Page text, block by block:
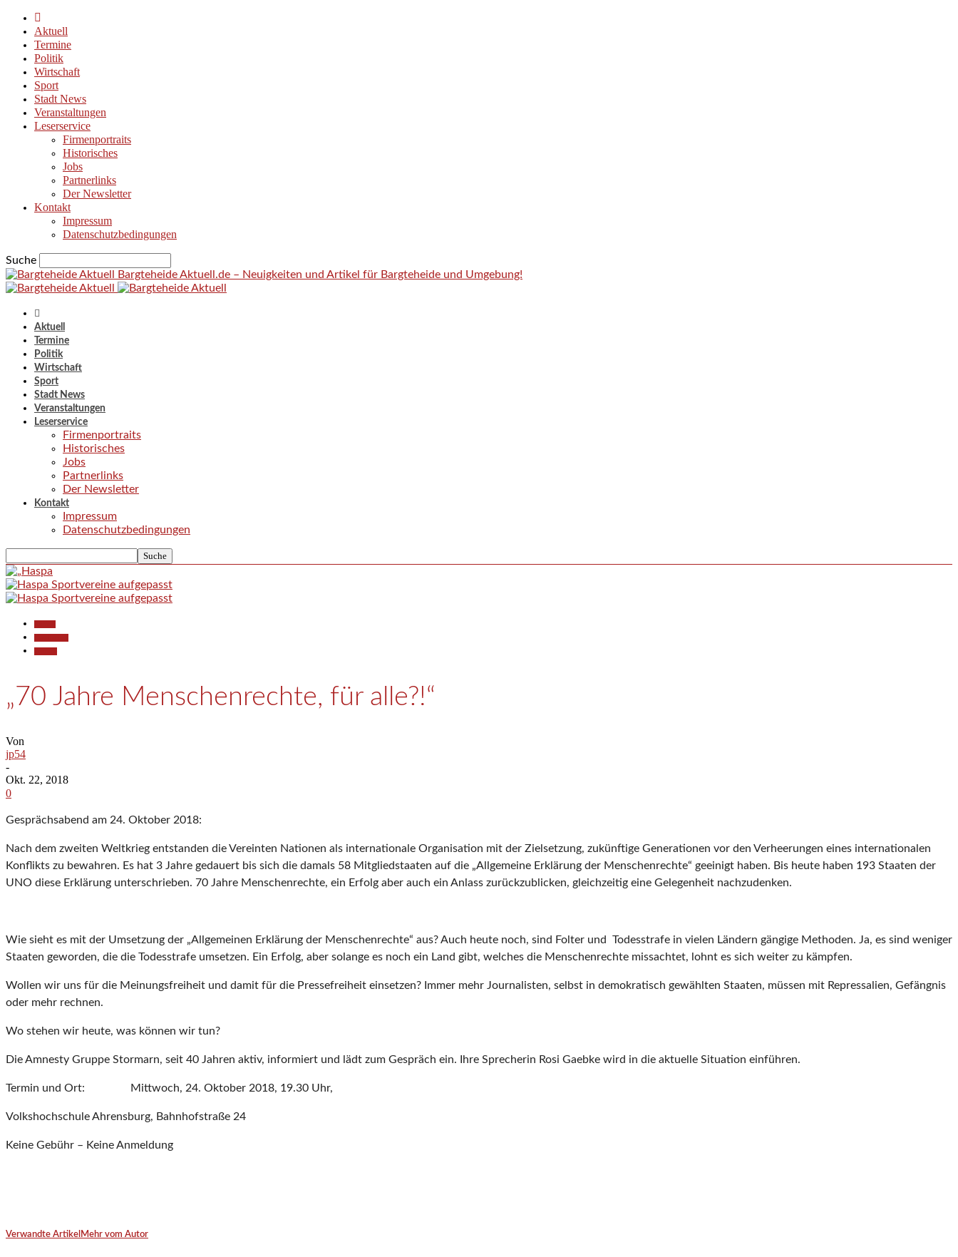
Aktuell
Termine
Politik
Wirtschaft
Sport
Stadt News
Veranstaltungen
Leserservice
Firmenportraits
Historisches
Jobs
Partnerlinks
Der Newsletter
Kontakt
Impressum
Datenschutzbedingungen
Suche
Bargteheide Aktuell.de – Neuigkeiten und Artikel für Bargteheide und Umgebung!
Aktuell
Termine
Politik
Wirtschaft
Sport
Stadt News
Veranstaltungen
Leserservice
Firmenportraits
Historisches
Jobs
Partnerlinks
Der Newsletter
Kontakt
Impressum
Datenschutzbedingungen
„70 Jahre Menschenrechte, für alle?!“
Von
jp54
-
Okt. 22, 2018
0
Gesprächsabend am 24. Oktober 2018:
Nach dem zweiten Weltkrieg entstanden die Vereinten Nationen als internationale Organisation mit der Zielsetzung, zukünftige Generationen vor den Verheerungen eines internationalen
Konflikts zu bewahren. Es hat 3 Jahre gedauert bis sich die damals 58 Mitgliedstaaten auf die „Allgemeine Erklärung der Menschenrechte“ geeinigt haben. Bis heute haben 193 Staaten der
UNO diese Erklärung unterschrieben. 70 Jahre Menschenrechte, ein Erfolg aber auch ein Anlass zurückzublicken, gleichzeitig eine Gelegenheit nachzudenken.
Wie sieht es mit der Umsetzung der „Allgemeinen Erklärung der Menschenrechte“ aus? Auch heute noch, sind Folter und Todesstrafe in vielen Ländern gängige Methoden. Ja, es sind weniger
Staaten geworden, die die Todesstrafe umsetzen. Ein Erfolg, aber solange es noch ein Land gibt, welches die Menschenrechte missachtet, lohnt es sich weiter zu kämpfen.
Wollen wir uns für die Meinungsfreiheit und damit für die Pressefreiheit einsetzen? Immer mehr Journalisten, selbst in demokratisch gewählten Staaten, müssen mit Repressalien, Gefängnis
oder mehr rechnen.
Wo stehen wir heute, was können wir tun?
Die Amnesty Gruppe Stormarn, seit 40 Jahren aktiv, informiert und lädt zum Gespräch ein. Ihre Sprecherin Rosi Gaebke wird in die aktuelle Situation einführen.
Termin und Ort: Mittwoch, 24. Oktober 2018, 19.30 Uhr,
Volkshochschule Ahrensburg, Bahnhofstraße 24
Keine Gebühr – Keine Anmeldung
Verwandte Artikel Mehr vom Autor